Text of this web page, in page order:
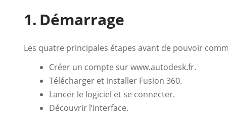
Démarrage
Les quatre principales étapes avant de pouvoir
Créer un compte sur www.autodesk.fr.
Télécharger et installer Fusion 360.
Lancer le logiciel et se connecter.
Découvrir l’interface.